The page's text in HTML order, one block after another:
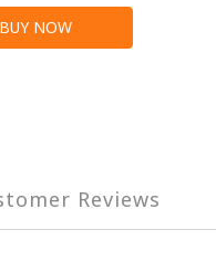
BUY NOW
Reviews